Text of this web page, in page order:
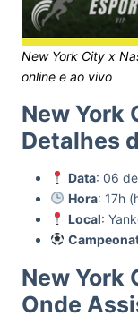
New York City x
online e ao vivo
New York
Detalhes
Data: 06
Hora: 17h
Local:
New York
Onde